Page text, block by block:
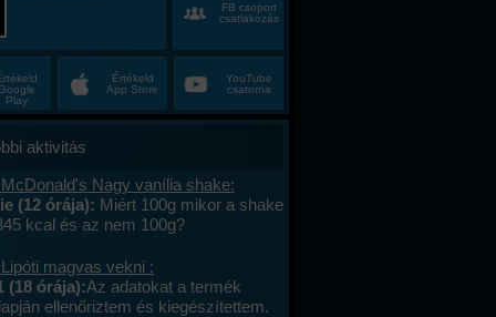
FB csoport
csatlakozás
Play
Értékeld
App Store
YouTube
csatorna
aktivitás
Nagy vanília shake:
(12 órája): Miért 100g mikor a shake
kcal és az nem 100g?
magvas vekni :
(18 órája):Az adatokat a termék
ellenőriztem és kiegészítettem.